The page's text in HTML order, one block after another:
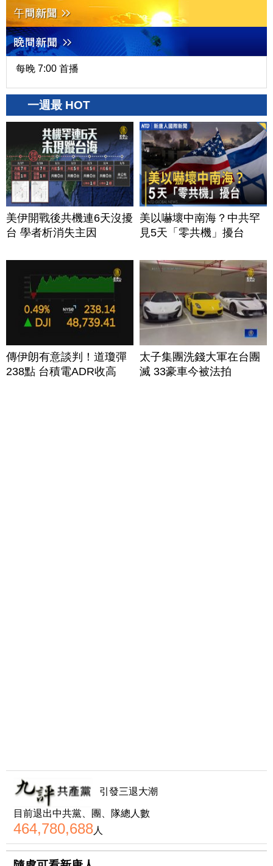
每晚 7:00 首播
一週最 HOT
美伊開戰後共機連6天沒擾
台 學者析消失主因
美以嚇壞中南海？中共罕
見5天「零共機」擾台
傳伊朗有意談判！道瓊彈
238點 台積電ADR收高
太子集團洗錢大軍在台團
滅 33豪車今被法拍
引發三退大潮
目前退出中共黨、團、隊總人數
464,780,688人